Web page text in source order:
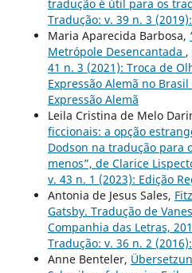
tradução é útil para os
Tradução: v. 39 n. 3
Maria Aparecida Barbosa,
Metrópole Desencantada ,
41 n. 3 (2021): Troca de
Expressão Alemã no
Expressão Alemã
Leila Cristina de Melo
ficcionais: a opção
Dodson na tradução para
menos”, de Clarice
v. 43 n. 1 (2023): Edição
Antonia de Jesus Sales,
Gatsby. Tradução de
Companhia das Letras,
Tradução: v. 36 n. 2
Anne Benteler,